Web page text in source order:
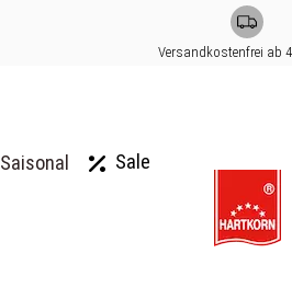
Versandkostenfrei ab
Saisonal Sale